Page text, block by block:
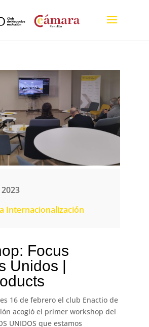
Internacionalización
Focus
Unidos |
16 de febrero el club Enactio de
acogió el primer workshop del
UNIDOS que estamos